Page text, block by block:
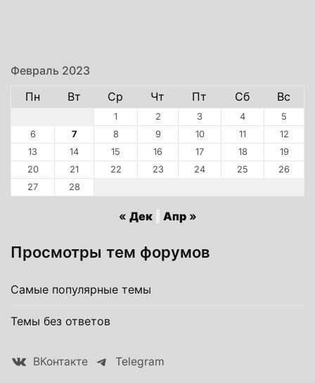
Февраль 2023
Пн
Вт Ср Чт Пт Сб Вс
1 2 3 4
5
6
7 8 9 10 11
12
13
14 15 16 17 18
19
20
21 22 23 24 25
26
27
28
« Дек Апр »
Просмотры тем форумов
Самые популярные темы
Темы без ответов
ВКонтакте Telegram